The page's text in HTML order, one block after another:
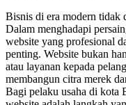
Bisnis di era modern tidak
Dalam menghadapi
website yang profesional
penting. Website bukan
atau layanan kepada
membangun citra merek
Bagi pelaku usaha di kota